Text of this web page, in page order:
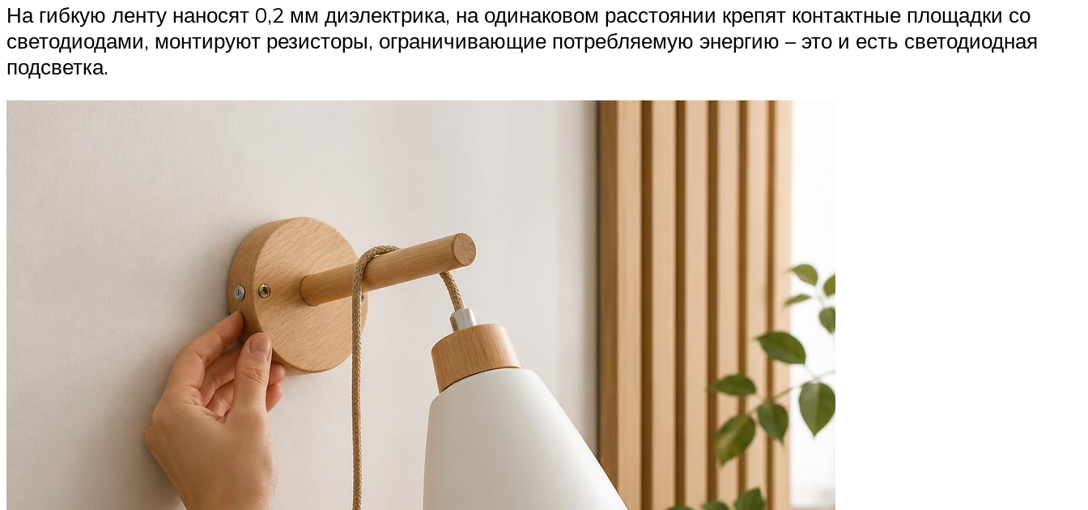
На гибкую ленту наносят 0,2 мм диэлектрика, на одинаковом расстоянии крепят контактные площадки со
светодиодами, монтируют резисторы, ограничивающие потребляемую энергию – это и есть светодиодная
подсветка.